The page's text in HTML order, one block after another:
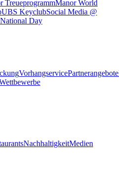
TreueprogrammManor World
UBS KeyclubSocial Media @
National Day
VorhangservicePartnerangebote
NachhaltigkeitMedien